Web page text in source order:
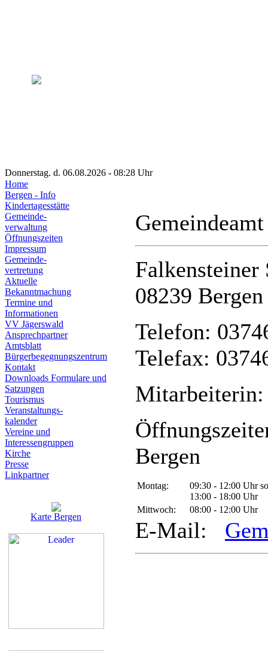
Donnerstag. d. 06.08.2026 - 08:28 Uhr
Home
Bergen - Info
Kindertagesstätte
Gemeinde-
verwaltung
Öffnungszeiten
Impressum
Gemeinde-
vertretung
Aktuelle
Bekanntmachung
Termine und
Informationen
VV Jägerswald
Ansprechpartner
Amtsblatt
Bürgerbegegnungszentrum
Kontakt
Downloads Formulare und
Satzungen
Tourismus
Veranstaltungs-
kalender
Vereine und
Interessen­gruppen
Kirche
Presse
Linkpartner
Karte Bergen
Falkensteiner
08239 Bergen
Telefon:
Telefax:
Mitarbeiterin:
Bergen
Montag:
09:30 - 12:00 Uhr
13:00 - 18:00 Uhr
Mittwoch:
08:00 - 12:00 Uhr
E-Mail: